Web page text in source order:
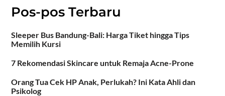
Pos-pos Terbaru
Sleeper Bus Bandung-Bali: Harga Tiket hingga Tips
Memilih Kursi
7 Rekomendasi Skincare untuk Remaja Acne-Prone
Orang Tua Cek HP Anak, Perlukah? Ini Kata Ahli dan
Psikolog